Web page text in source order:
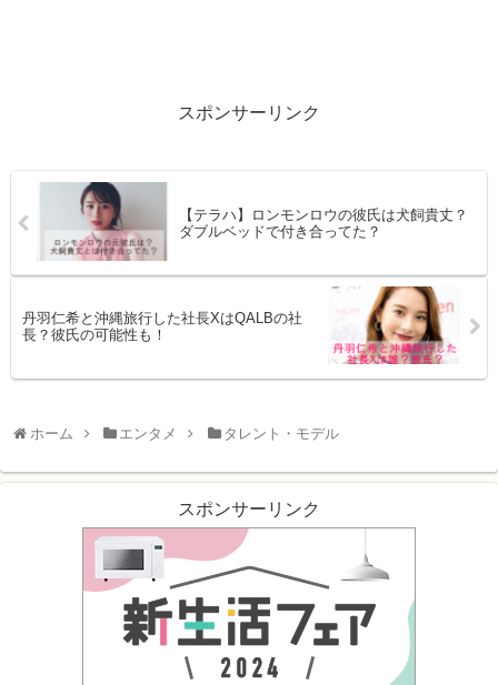
スポンサーリンク
【テラハ】ロンモンロウの彼氏は犬飼貴丈？
ダブルベッドで付き合ってた？
丹羽仁希と沖縄旅行した社長XはQALBの社
長？彼氏の可能性も！
ホーム エンタメ タレント・モデル
スポンサーリンク